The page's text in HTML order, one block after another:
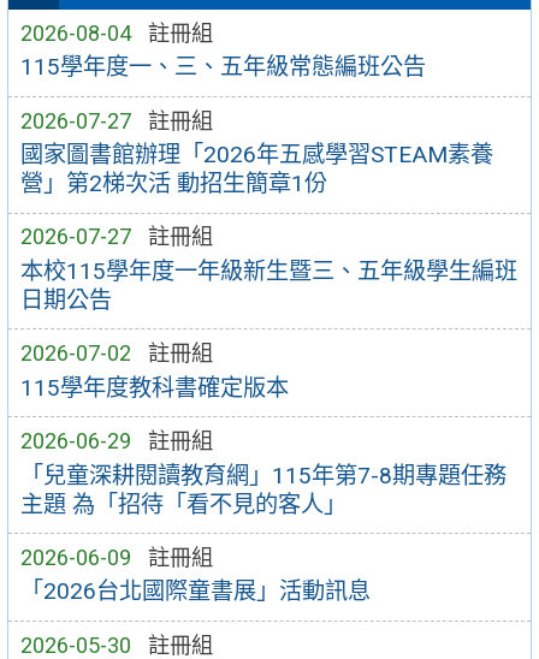
2026-08-04 註冊組
115學年度一、三、五年級常態編班公告
2026-07-27 註冊組
國家圖書館辦理「2026年五感學習STEAM素養
營」第2梯次活 動招生簡章1份
2026-07-27 註冊組
本校115學年度一年級新生暨三、五年級學生編班
日期公告
2026-07-02 註冊組
115學年度教科書確定版本
2026-06-29 註冊組
「兒童深耕閱讀教育網」115年第7-8期專題任務
主題 為「招待「看不見的客人」
2026-06-09 註冊組
「2026台北國際童書展」活動訊息
2026-05-30 註冊組